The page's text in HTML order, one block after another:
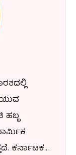
ಹಬ್ಬ
ಕರ್ನಾಟಕ,